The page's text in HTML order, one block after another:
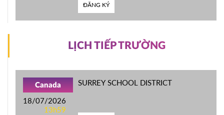
ĐĂNG KÝ
LỊCH TIẾP TRƯỜNG
Canada
18/07/2026
13h59
SURREY SCHOOL DISTRICT